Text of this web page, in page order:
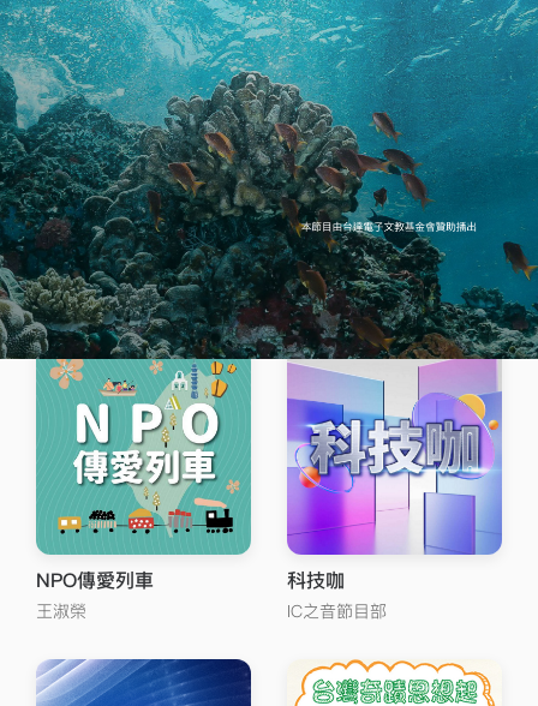
神話辛意
辛意雲
NGU俱樂部
黎源悅、何戎
NPO傳愛列車
王淑榮
科技咖
IC之音節目部